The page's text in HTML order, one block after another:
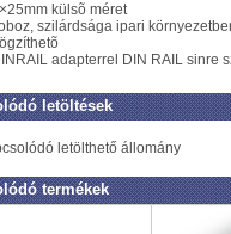
külsõ méret
szilárdsága ipari
adapterrel DIN RAIL sinre
letöltések
letölthető állomány
termékek